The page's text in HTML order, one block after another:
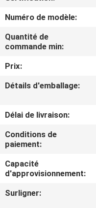
VISITE
CONTRÔLE
QUALITÉ
CONTACTEZ-
NOUS
NOUVELLES
Numéro de modèle:
Quantité de
commande min:
Prix:
Détails d'emballage:
Délai de livraison:
Conditions de
paiement:
Capacité
d'approvisionnement:
Surligner: